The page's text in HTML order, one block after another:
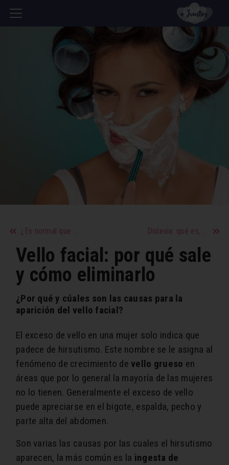
¿Es normal que mi pareja hablo mucho de su es y tenga contacto con ella o sigue enamorado? Dislexia: qué es, qué tipos hay y cómo ayudar a tus hijos
Vello facial: por qué sale
y cómo eliminarlo
¿Por qué y cúales son las causas para la
aparición del vello facial?
El exceso de vello en una mujer solo indica que
padece de hirsutismo. Este nombre se le asigna al
fenómeno de crecimiento de vello grueso en
áreas que por lo general la mayoría de las mujeres
no lo tienen. Generalmente el exceso de vello
puede apreciarse en el bigote, espalda, pecho y
parte alta del abdomen.
Son varias las causas por las cuales el hirsutismo
aparecen, la más común es la ingesta de